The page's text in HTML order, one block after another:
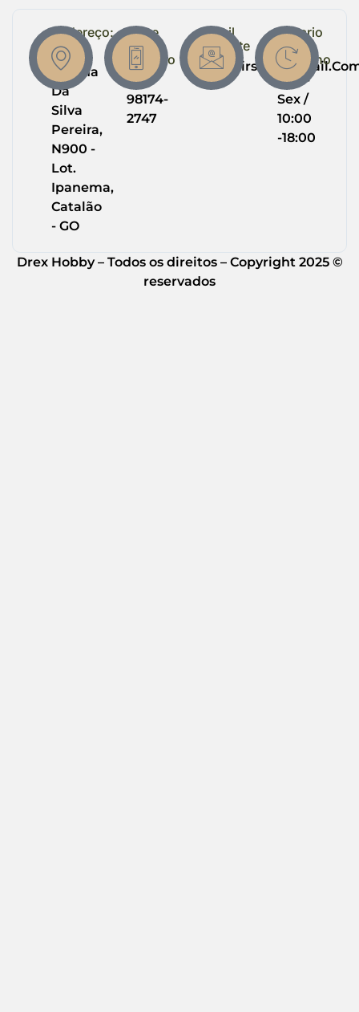
Endereço:
R.
Helena
Da
Silva
Pereira,
N900 -
Lot.
Ipanema,
Catalão
- GO
Entre
em
Contato
(64)
98174-
2747
Email
Suporte
Horario
de
Trabalho
Seg -
Sex /
10:00
-18:00
Drex Hobby – Todos os direitos – Copyright 2025 ©
reservados